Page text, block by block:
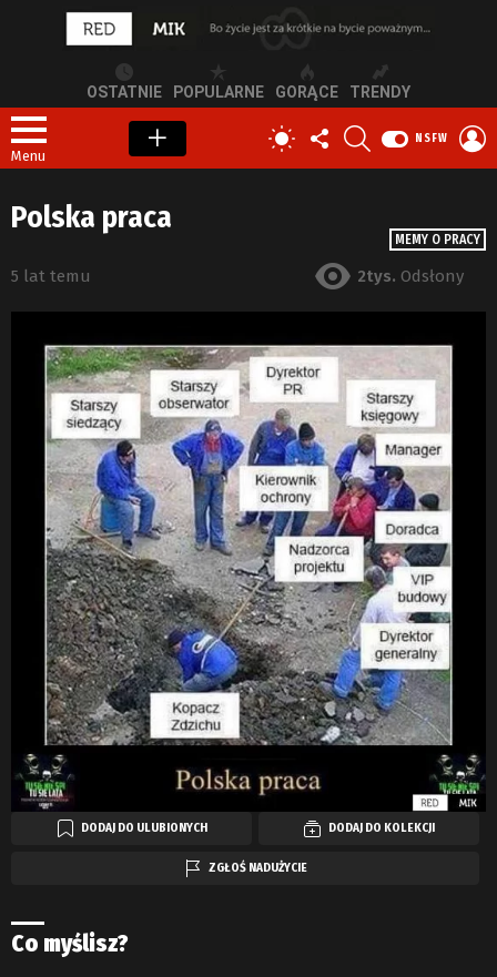
OSTATNIE POPULARNE GORĄCE TRENDY
Menu
PRZEŁĄCZ
SKÓRKĘ
OBSERWUJ
NAS
NSFW
MEMY O PRACY
Polska praca
5 lat temu 2tys. Odsłony
DODAJ DO ULUBIONYCH DODAJ DO KOLEKCJI
ZGŁOŚ NADUŻYCIE
Co myślisz?